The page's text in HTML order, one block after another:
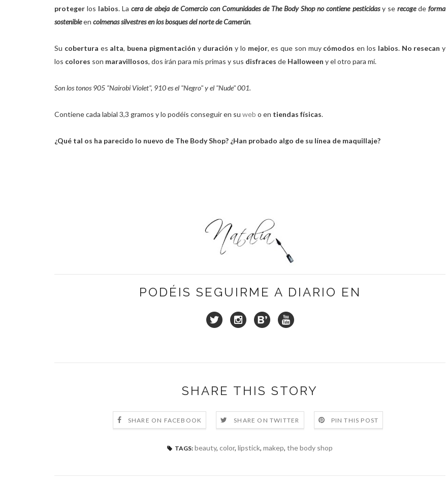
proteger los labios. Lacera de abeja de Comercio con Comunidades de The Body Shop no contiene pesticidasy se recogede forma
sostenibleen colmenas silvestres en los bosques del norte de Camerún.
Su cobertura es alta, buena pigmentación y duración y lo mejor, es que son muy cómodos en los labios.No resecan y
los colores son maravillosos, dos irán para mis primas y sus disfraces de Halloween y el otro para mí.
Son los tonos 905 "Nairobi Violet", 910 es el "Negro" y el "Nude" 001.
Contiene cada labial 3,3 gramos y lo podéis conseguir en su web o en tiendas físicas.
¿Qué tal os ha parecido lo nuevo de The Body Shop? ¿Han probado algo de su línea de maquillaje?
PODÉIS SEGUIRME A DIARIO EN
SHARE THIS STORY
SHARE ON FACEBOOK SHARE ON TWITTER PIN THIS POST
TAGS: beauty, color, lipstick, makep, the body shop